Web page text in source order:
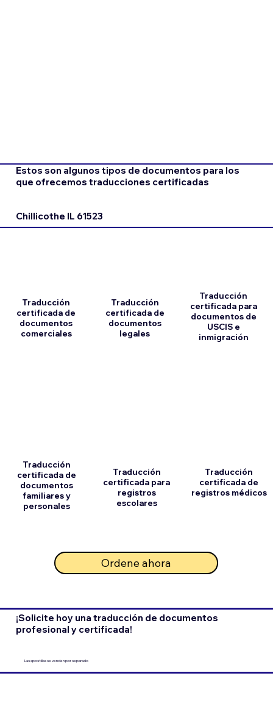
Estos son algunos tipos de documentos para los
que ofrecemos traducciones certificadas
Chillicothe IL 61523
Traducción
certificada de
documentos
comerciales
Traducción
certificada de
documentos
familiares y
personales
Traducción
certificada de
documentos
legales
Traducción
certificada para
registros
escolares
Ordene ahora
Traducción
certificada para
documentos de
USCIS e
inmigración
Traducción
certificada de
registros médicos
¡Solicite hoy una traducción de documentos
profesional y certificada!
Las apostillas se venden por separado